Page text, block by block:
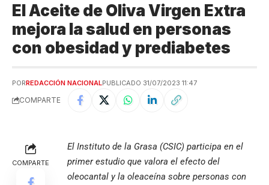
El Aceite de Oliva Virgen Extra
mejora la salud en personas
con obesidad y prediabetes
PORREDACCIÓN NACIONALPUBLICADO 31/07/2023 11:47
COMPARTE
COMPARTE
El Instituto de la Grasa (CSIC) participa en el
primer estudio que valora el efecto del
oleocantal y la oleaceína sobre personas con